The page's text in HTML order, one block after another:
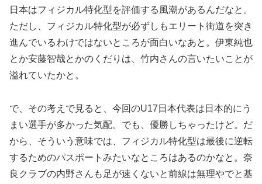
日本はフィジカル特化型を評価する風潮があるんだなと。
ただし、フィジカル特化型が必ずしもエリート街道を突き
進んでいるわけではないところが面白いなあと。伊東純也
とか安藤智哉とかのくだりは、竹内さんの言いたいことが
溢れていたかと。
で、その考えで見ると、今回のU17日本代表は日本的にう
まい選手が多かった気配。でも、優勝しちゃったけど。だ
から、そういう意味では、フィジカル特化型は最後に逆転
するためのパスポートみたいなところはあるのかなと。奈
良クラブの内野さんも足が速くないと前線は無理やでと基